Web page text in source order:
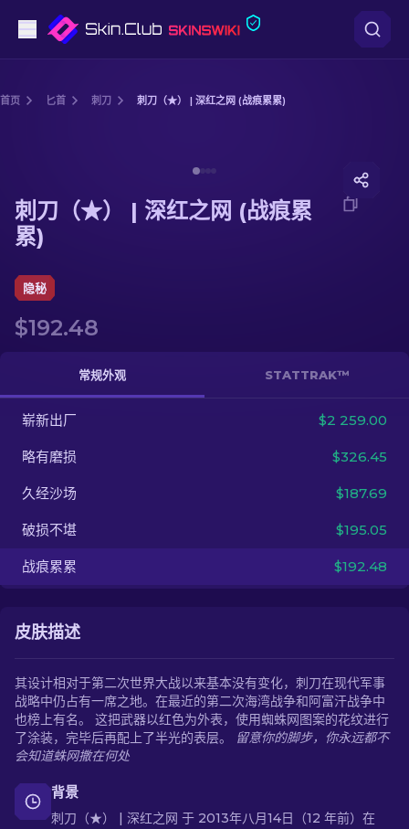
狙击步枪
其他
ZH-CN
首页 匕首 刺刀 刺刀（★） | 深红之网 (战痕累累)
刺刀（★） | 深红之网 (战痕累
累)
隐秘
$192.48
常规外观 STATTRAK™
崭新出厂 $2 259.00
略有磨损 $326.45
久经沙场 $187.69
破损不堪 $195.05
战痕累累 $192.48
皮肤描述
其设计相对于第二次世界大战以来基本没有变化，刺刀在现代军事
战略中仍占有一席之地。在最近的第二次海湾战争和阿富汗战争中
也榜上有名。 这把武器以红色为外表，使用蜘蛛网图案的花纹进行
了涂装，完毕后再配上了半光的表层。
留意你的脚步，你永远都不
会知道蛛网撒在何处
背景
刺刀（★） | 深红之网 于 2013年八月14日（12 年前）在